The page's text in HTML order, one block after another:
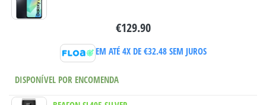
€129.90
EM ATÉ 4X DE €32.48SEM JUROS
DISPONÍVEL POR ENCOMENDA